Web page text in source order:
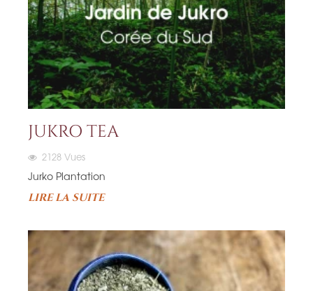
JUKRO TEA
2128 Vues
Jurko Plantation
LIRE LA SUITE